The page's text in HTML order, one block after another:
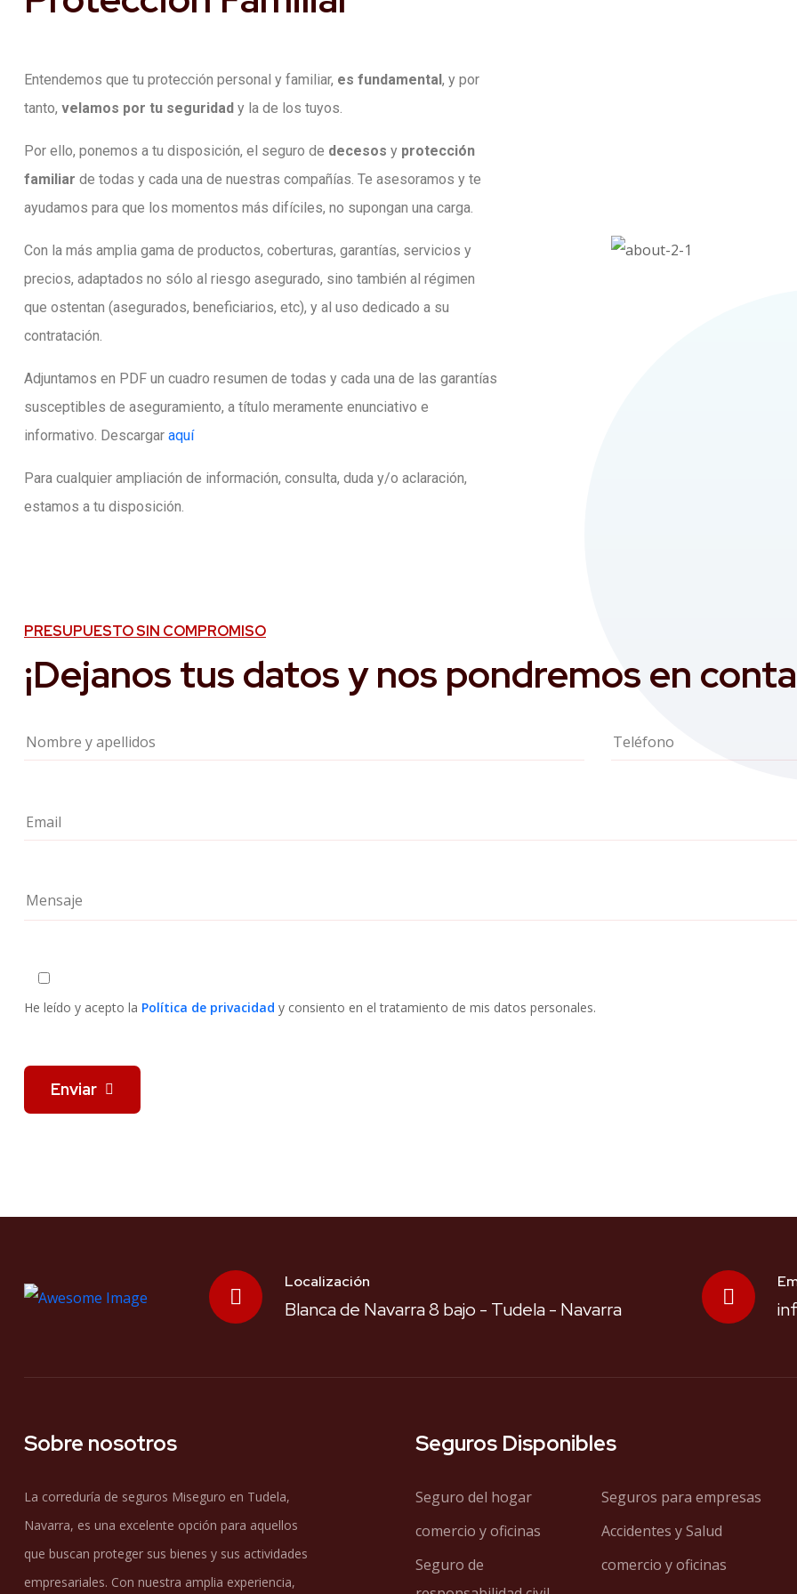
Entendemos que tu protección personal y familiar, es fundamental, y por
tanto, velamos por tu seguridad y la de los tuyos.
Por ello, ponemos a tu disposición, el seguro de decesos y protección
familiar de todas y cada una de nuestras compañías. Te asesoramos y te
ayudamos para que los momentos más difíciles, no supongan una carga.
Con la más amplia gama de productos, coberturas, garantías, servicios y
precios, adaptados no sólo al riesgo asegurado, sino también al régimen
que ostentan (asegurados, beneficiarios, etc), y al uso dedicado a su
contratación.
Adjuntamos en PDF un cuadro resumen de todas y cada una de las garantías
susceptibles de aseguramiento, a título meramente enunciativo e
informativo. Descargar aquí
Para cualquier ampliación de información, consulta, duda y/o aclaración,
estamos a tu disposición.
PRESUPUESTO SIN COMPROMISO
¡Dejanos tus datos y nos pondremos en
He leído y acepto la Política de privacidad y consiento en el tratamiento de mis datos personales.
Enviar
Localización
Blanca de Navarra 8 bajo - Tudela - Navarra
Sobre nosotros
La correduría de seguros Miseguro en Tudela,
Navarra, es una excelente opción para aquellos
que buscan proteger sus bienes y sus actividades
empresariales. Con nuestra amplia experiencia,
Seguros Disponibles
Seguro del hogar
Seguros para empresas
comercio y oficinas
Accidentes y Salud
Seguro de
comercio y oficinas